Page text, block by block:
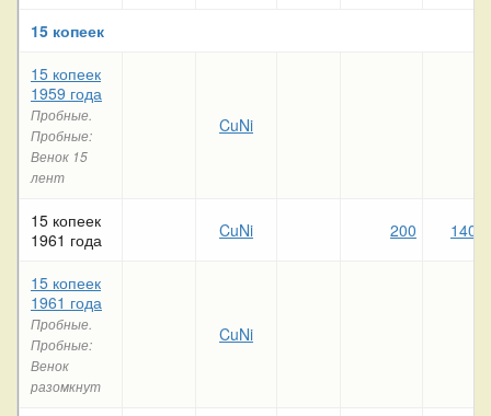
15 копеек
15 копеек
1959 года
Пробные.
Пробные:
Венок 15
лент
CuNi
15 копеек
1961 года
CuNi 200 140
15 копеек
1961 года
Пробные.
Пробные:
Венок
разомкнут
CuNi